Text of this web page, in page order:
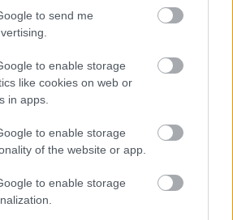
to send me
to enable storage
like cookies on web or
in apps.
to enable storage
of the website or app.
to enable storage
τον 18ο αιώνα, φιλοξενεί στα
3.000 τόμους, χάρτες και
δρόμο προς το Χορευτό,
σχολείο του Πηλίου: εδώ
άλλων και ο Ρήγας Φεραίος.
ίσως, ένα από τα πιο